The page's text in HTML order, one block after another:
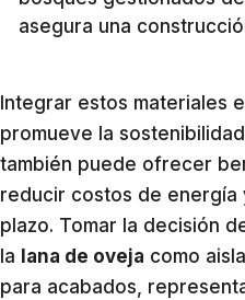
asegura una
Integrar estos materiales
promueve la
también puede ofrecer
reducir costos de energía
plazo. Tomar la decisión
la lana de oveja como
para acabados,